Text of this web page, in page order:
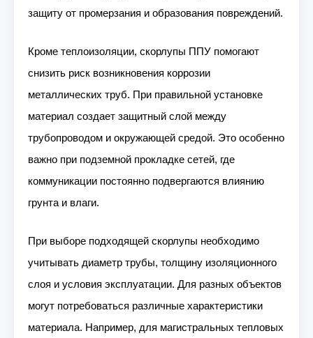
защиту от промерзания и образования повреждений.
Кроме теплоизоляции, скорлупы ППУ помогают
снизить риск возникновения коррозии
металлических труб. При правильной установке
материал создает защитный слой между
трубопроводом и окружающей средой. Это особенно
важно при подземной прокладке сетей, где
коммуникации постоянно подвергаются влиянию
грунта и влаги.
При выборе подходящей скорлупы необходимо
учитывать диаметр трубы, толщину изоляционного
слоя и условия эксплуатации. Для разных объектов
могут потребоваться различные характеристики
материала. Например, для магистральных тепловых